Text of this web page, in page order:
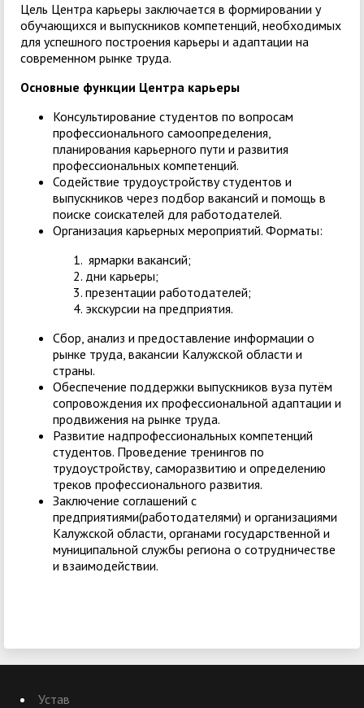
Цель Центра карьеры заключается в формировании у
обучающихся и выпускников компетенций, необходимых
для успешного построения карьеры и адаптации на
современном рынке труда.
Основные функции Центра карьеры
Консультирование студентов по вопросам
профессионального самоопределения,
планирования карьерного пути и развития
профессиональных компетенций.
Содействие трудоустройству студентов и
выпускников через подбор вакансий и помощь в
поиске соискателей для работодателей.
Организация карьерных мероприятий. Форматы:
ярмарки вакансий;
дни карьеры;
презентации работодателей;
экскурсии на предприятия.
Сбор, анализ и предоставление информации о
рынке труда, вакансии Калужской области и
страны.
Обеспечение поддержки выпускников вуза путём
сопровождения их профессиональной адаптации и
продвижения на рынке труда.
Развитие надпрофессиональных компетенций
студентов. Проведение тренингов по
трудоустройству, саморазвитию и определению
треков профессионального развития.
Заключение соглашений с
предприятиями(работодателями) и организациями
Калужской области, органами государственной и
муниципальной службы региона о сотрудничестве
и взаимодействии.
Устав